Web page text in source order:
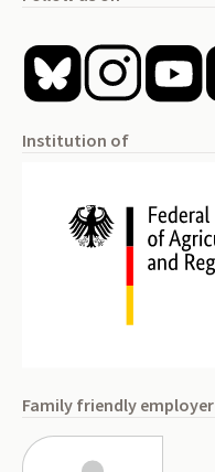
Institution of
Family friendly employer